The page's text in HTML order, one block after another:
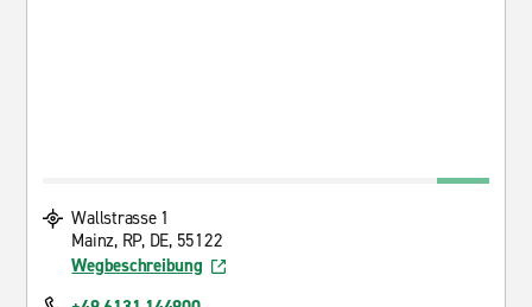
Wallstrasse 1
Mainz, RP, DE, 55122
Wegbeschreibung